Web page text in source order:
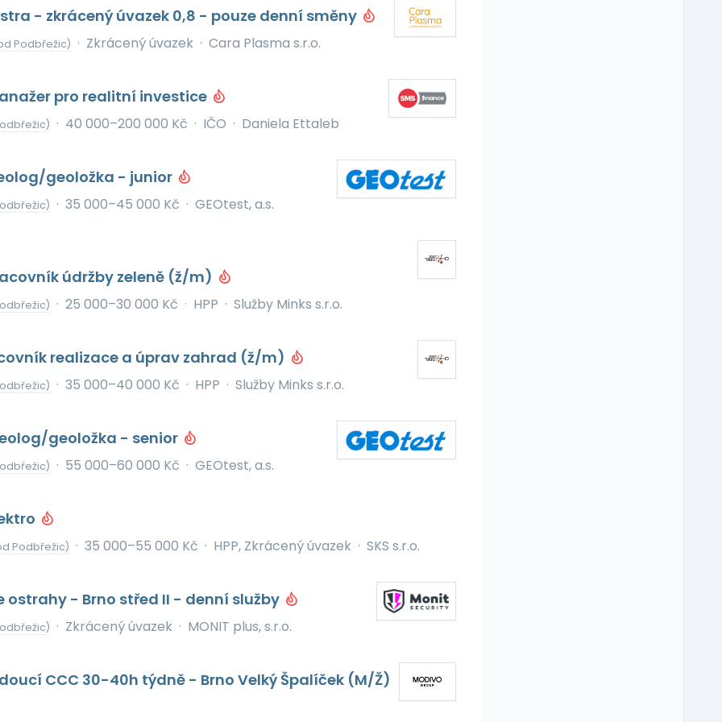
- zkrácený úvazek 0,8 - pouze denní směny
Podbřežic) · Zkrácený úvazek · Cara Plasma s.r.o.
pro realitní investice
· 40 000–200 000 Kč · IČO · Daniela Ettaleb
geoložka - junior
· 35 000–45 000 Kč · GEOtest, a.s.
údržby zeleně (ž/m)
· 25 000–30 000 Kč · HPP · Služby Minks s.r.o.
realizace a úprav zahrad (ž/m)
· 35 000–40 000 Kč · HPP · Služby Minks s.r.o.
geoložka - senior
· 55 000–60 000 Kč · GEOtest, a.s.
Podbřežic) · 35 000–55 000 Kč · HPP, Zkrácený úvazek · SKS s.r.o.
ostrahy - Brno střed II - denní služby
· Zkrácený úvazek · MONIT plus, s.r.o.
CCC 30-40h týdně - Brno Velký Špalíček (M/Ž)